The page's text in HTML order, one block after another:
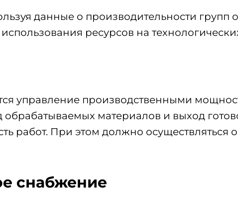
данные о производительности
ресурсов на
управление производственными
материалов и выход
работ. При этом должно
снабжение